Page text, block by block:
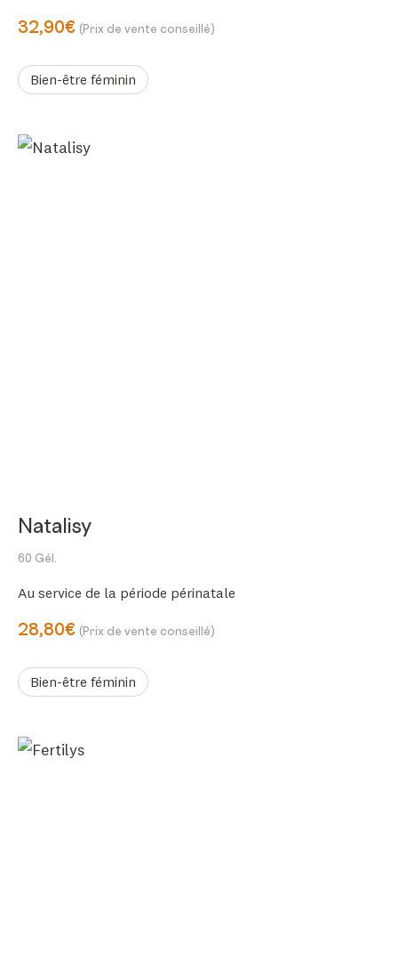
32,90€ (Prix de vente conseillé)
Bien-être féminin
Natalisy
60 Gél.
Au service de la période périnatale
28,80€ (Prix de vente conseillé)
Bien-être féminin